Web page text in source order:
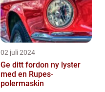
02 juli 2024
Ge ditt fordon ny lyster
med en Rupes-
polermaskin